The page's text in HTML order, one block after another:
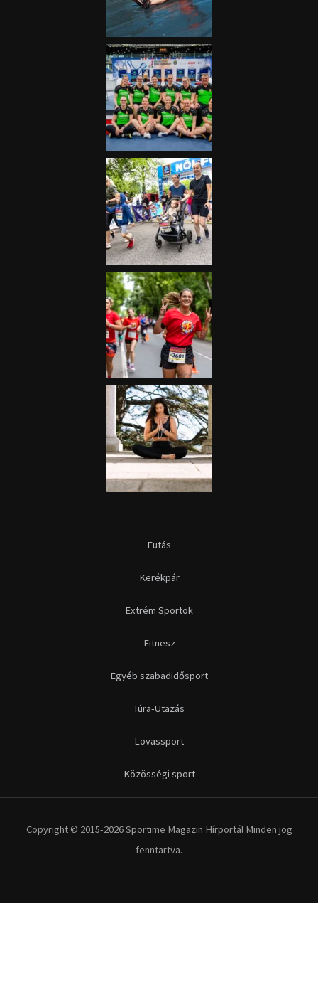
Futás
Kerékpár
Extrém Sportok
Fitnesz
Egyéb szabadidősport
Túra-Utazás
Lovassport
Közösségi sport
Copyright © 2015-2026 Sportime Magazin Hírportál Minden jog
fenntartva.